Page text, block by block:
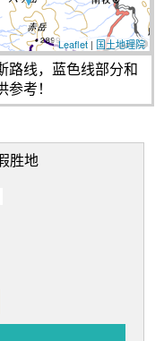
Leaflet| 国土地理院
路线，蓝色线部分和
考！
胜地